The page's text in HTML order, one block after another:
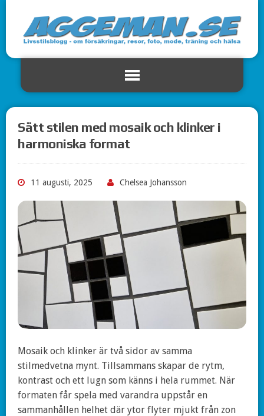
Sätt stilen med mosaik och klinker i
harmoniska format
11 augusti, 2025 Chelsea Johansson
Mosaik och klinker är två sidor av samma
stilmedvetna mynt. Tillsammans skapar de rytm,
kontrast och ett lugn som känns i hela rummet. När
formaten får spela med varandra uppstår en
sammanhållen helhet där ytor flyter mjukt från zon